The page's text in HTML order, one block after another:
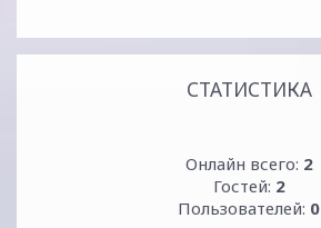
СТАТИСТИКА
Онлайн всего: 2
Гостей: 2
Пользователей: 0